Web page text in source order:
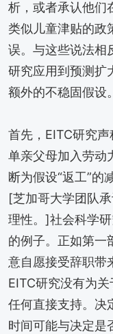
析，或者承认他们
类似儿童津贴的政
误。与这些说法相
研究应用到预测扩
额外的不稳固假设。
首先，EITC研究
单亲父母加入劳
断为假设“返工”的
[芝加哥大学团队
理性。]社会科学
的例子。正如第一
意自愿接受辞职带
EITC研究没有为
任何直接支持。决
时间可能与决定是